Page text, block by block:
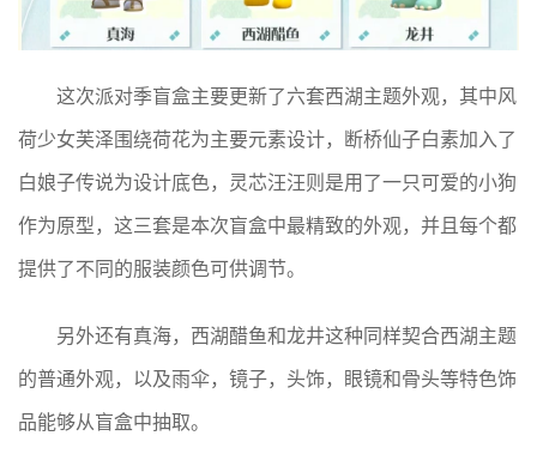
这次派对季盲盒主要更新了六套西湖主题外观，其中风
荷少女芙泽围绕荷花为主要元素设计，断桥仙子白素加入了
白娘子传说为设计底色，灵芯汪汪则是用了一只可爱的小狗
作为原型，这三套是本次盲盒中最精致的外观，并且每个都
提供了不同的服装颜色可供调节。
另外还有真海，西湖醋鱼和龙井这种同样契合西湖主题
的普通外观，以及雨伞，镜子，头饰，眼镜和骨头等特色饰
品能够从盲盒中抽取。